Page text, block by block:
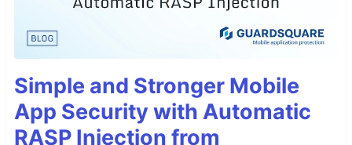
Simple and Stronger Mobile
App Security with Automatic
RASP Injection from